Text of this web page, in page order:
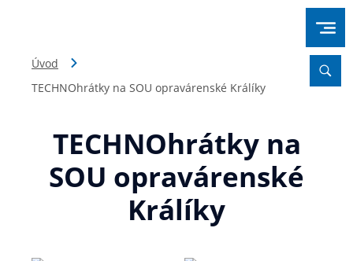
Úvod
TECHNOhrátky na SOU opravárenské Králíky
TECHNOhrátky na
SOU opravárenské
Králíky